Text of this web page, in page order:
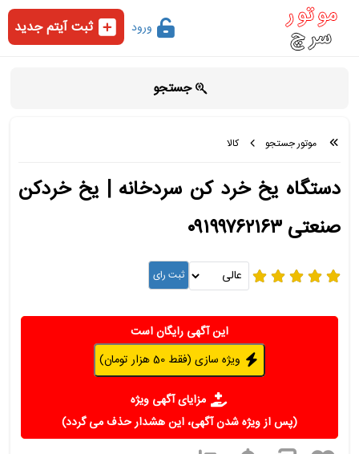
ورود ثبت آیتم جدید
جستجو
موتور جستجو کالا
دستگاه یخ خرد کن سردخانه | یخ خردکن
صنعتی ۰۹۱۹۹۷۶۲۱۶۳
این آگهی رایگان است
ویژه سازی (فقط 50 هزار تومان)
مزایای آگهی ویژه
(پس از ویژه شدن آگهی، این هشدار حذف می گردد)